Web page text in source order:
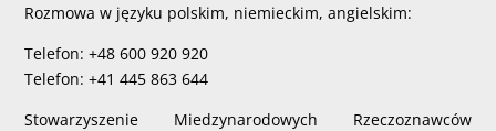
Rozmowa w języku polskim, niemieckim, angielskim:
Telefon: +48 600 920 920
Telefon: +41 445 863 644
Stowarzyszenie Miedzynarodowych Rzeczoznawców